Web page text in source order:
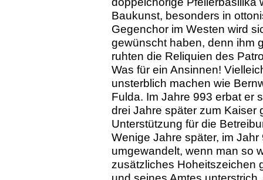
Baukunst, besonders in
Gegenchor im Westen wird
gewünscht haben, denn ihm
ruhten die Reliquien des
Was für ein Ansinnen!
unsterblich machen wie
Fulda. Im Jahre 993 erbat er
drei Jahre später zum Kaiser
Unterstützung für die
Wenige Jahre später, im
umgewandelt, wenn man so
zusätzliches Hoheitszeichen